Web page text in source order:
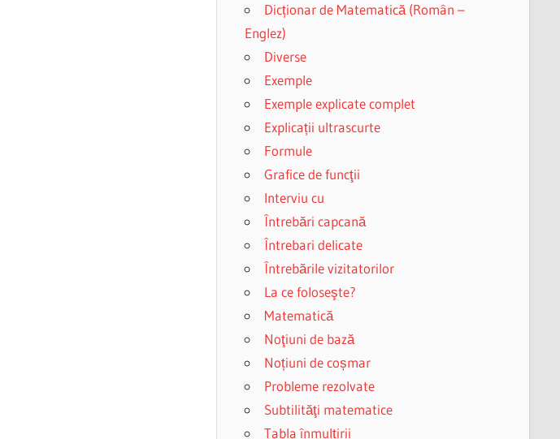
Dicționar de Matematică (Român –
Englez)
Diverse
Exemple
Exemple explicate complet
Explicații ultrascurte
Formule
Grafice de funcţii
Interviu cu
Întrebări capcană
Întrebari delicate
Întrebările vizitatorilor
La ce foloseşte?
Matematică
Noţiuni de bază
Noțiuni de coșmar
Probleme rezolvate
Subtilităţi matematice
Tabla înmulțirii